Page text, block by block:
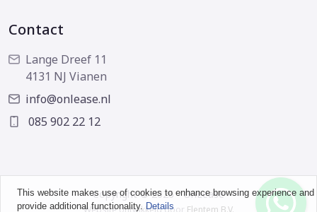
Contact
Lange Dreef 11
4131 NJ Vianen
info@onlease.nl
085 902 22 12
Copyright © 2026 - OnLease
Website ontwikkeld door Flentem B.V.
This website makes use of cookies to enhance browsing experience and
provide additional functionality. Details